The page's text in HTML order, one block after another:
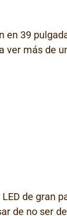
en 39
ver más de
de gran
de no ser